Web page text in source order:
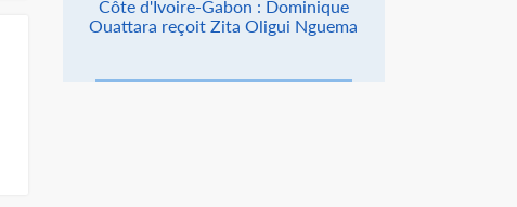
Côte d'Ivoire-Gabon : Dominique
Ouattara reçoit Zita Oligui Nguema